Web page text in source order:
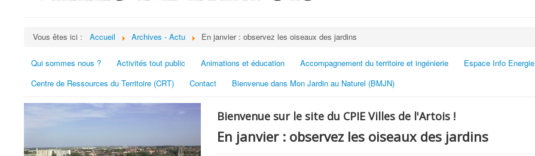
Vous êtes ici : Accueil Archives - Actu En janvier : observez les oiseaux des jardins
Qui sommes nous ? Activités tout public Animations et éducation Accompagnement du territoire et ingénierie Espace Info Energie
Centre de Ressources du Territoire (CRT)
Contact Bienvenue dans Mon Jardin au Naturel (BMJN)
Bienvenue sur le site du CPIE Villes de l'Artois !
En janvier : observez les oiseaux des jardins